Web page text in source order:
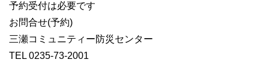
予約受付は必要です
お問合せ(予約)
三瀬コミュニティー防災センター
TEL 0235-73-2001